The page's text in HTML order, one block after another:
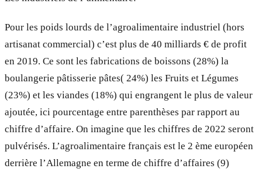
Pour les poids lourds de l’agroalimentaire industriel (hors
artisanat commercial) c’est plus de 40 milliards € de profit
en 2019. Ce sont les fabrications de boissons (28%) la
boulangerie pâtisserie pâtes( 24%) les Fruits et Légumes
(23%) et les viandes (18%) qui engrangent le plus de valeur
ajoutée, ici pourcentage entre parenthèses par rapport au
chiffre d’affaire. On imagine que les chiffres de 2022 seront
pulvérisés. L’agroalimentaire français est le 2 ème européen
derrière l’Allemagne en terme de chiffre d’affaires (9)